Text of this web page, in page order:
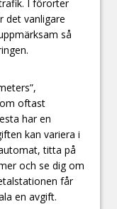
I förorter
det vanligare
så
oftast
har en
kan variera i
titta på
och se dig om
får
en avgift.